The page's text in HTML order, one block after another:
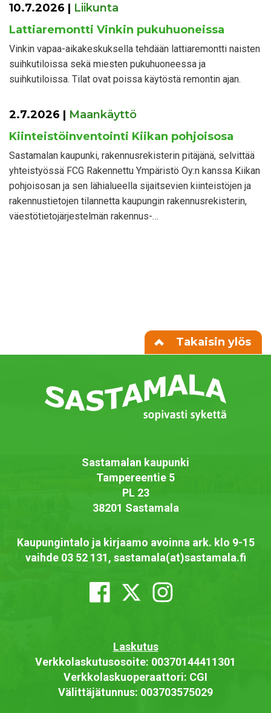
10.7.2026 | Liikunta
Lattiaremontti Vinkin pukuhuoneissa
Vinkin vapaa-aikakeskuksella tehdään lattiaremontti naisten
suihkutiloissa sekä miesten pukuhuoneessa ja
suihkutiloissa. Tilat ovat poissa käytöstä remontin ajan.
2.7.2026 | Maankäyttö
Kiinteistöinventointi Kiikan pohjoisosa
Sastamalan kaupunki, rakennusrekisterin pitäjänä, selvittää
yhteistyössä FCG Rakennettu Ympäristö Oy:n kanssa Kiikan
pohjoisosan ja sen lähialueella sijaitsevien kiinteistöjen ja
rakennustietojen tilannetta kaupungin rakennusrekisterin,
väestötietojärjestelmän rakennus-…
Takaisin ylös
Sastamalan kaupunki
Tampereentie 5
PL 23
38201 Sastamala
Kaupungintalo ja kirjaamo avoinna ark. klo 9-15
vaihde 03 52 131, sastamala(at)sastamala.fi
Laskutus
Verkkolaskutusosoite: 00370144411301
Verkkolaskuoperaattori: CGI
Välittäjätunnus: 003703575029